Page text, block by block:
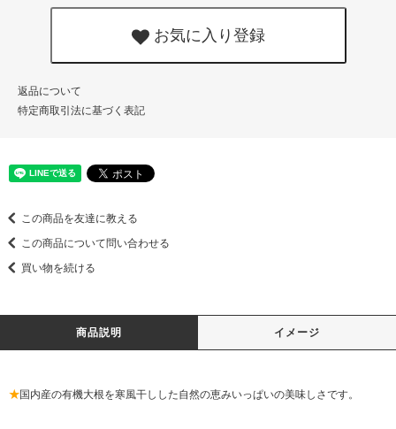
お気に入り登録
返品について
特定商取引法に基づく表記
この商品を友達に教える
この商品について問い合わせる
買い物を続ける
商品説明 イメージ
★国内産の有機大根を寒風干しした自然の恵みいっぱいの美味しさです。